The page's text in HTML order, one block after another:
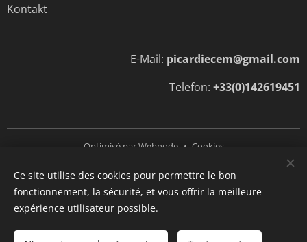
Kontakt
E-Mail: picardiecem@gmail.com
Telefon: +33(0)142619451
Optimisé parWebnode Cookies
Langues
Deutsch
Français
Ce site utilise des cookies pour permettre le bon
fonctionnement, la sécurité, et vous offrir la meilleure
expérience utilisateur possible.